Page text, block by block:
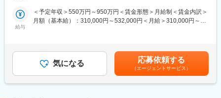
材・住宅設備）の営業をお任せします。
※扱い商品が多岐に及ぶため、商品知識をつけるまでは一定の期間
【担当商材】
ポンプ・バルブ・空調設備機器・キッチン・給湯機・衛生陶器 な
どの建築設備商材
給与
＜予定年収＞550万円～950万円＜賃金形態＞月給制＜賃金内訳＞
月額（基本給）：310,000円～532,000円＜月給＞310,000円～
月） )昇給：年1回 4月賃金はあくまでも目安の金額であり、選考
を通じて上下する可能性があります。月給(月額)は固定手当を含め
気になる 応募依頼する
（エージェントサービス）